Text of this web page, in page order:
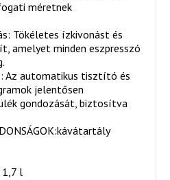
méretnek
Tökéletes ízkivonást és
amelyet minden eszpresszó
Az automatikus tisztító és
jelentősen
gondozását, biztosítva
l